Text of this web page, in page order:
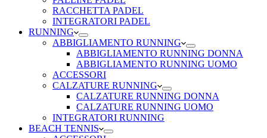
RACCHETTA PADEL
INTEGRATORI PADEL
RUNNING
ABBIGLIAMENTO RUNNING
ABBIGLIAMENTO RUNNING DONNA
ABBIGLIAMENTO RUNNING UOMO
ACCESSORI
CALZATURE RUNNING
CALZATURE RUNNING DONNA
CALZATURE RUNNING UOMO
INTEGRATORI RUNNING
BEACH TENNIS